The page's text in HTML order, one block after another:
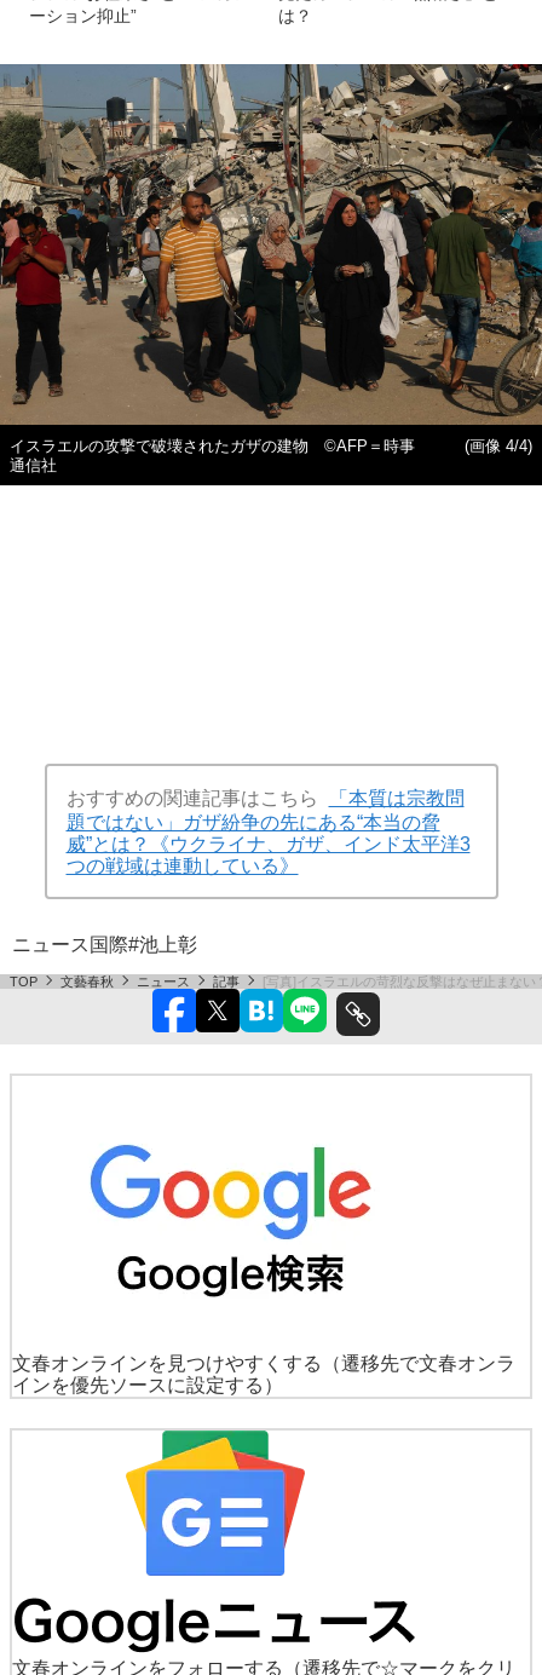
ーション抑止”
は？
イスラエルの攻撃で破壊されたガザの建物 ©AFP＝時事
通信社
(画像 4/4)
おすすめの関連記事はこちら
「本質は宗教問
題ではない」ガザ紛争の先にある“本当の脅
威”とは？《ウクライナ、ガザ、インド太平洋3
つの戦域は連動している》
ニュース 国際#池上彰
TOP 文藝春秋 ニュース 記事 [写真]イスラエルの苛烈な反撃はなぜ止まな
文春オンラインを見つけやすくする
（遷移先で文春オンラ
インを優先ソースに設定する）
文春オンラインをフォローする （遷移先で☆マークをクリ